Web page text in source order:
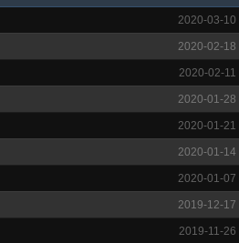
2020-03-10
2020-02-18
2020-02-11
2020-01-28
2020-01-21
2020-01-14
2020-01-07
2019-12-17
2019-11-26